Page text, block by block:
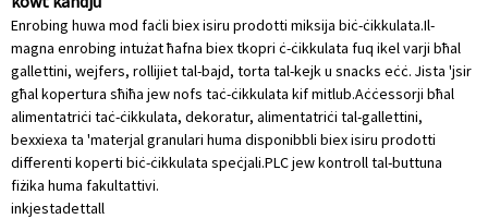
Enrobing huwa mod faċli biex isiru prodotti miksija biċ-ċikkulata.Il-
magna enrobing intużat ħafna biex tkopri ċ-ċikkulata fuq ikel varji bħal
gallettini, wejfers, rollijiet tal-bajd, torta tal-kejk u snacks eċċ. Jista 'jsir
għal kopertura sħiħa jew nofs taċ-ċikkulata kif mitlub.Aċċessorji bħal
alimentatriċi taċ-ċikkulata, dekoratur, alimentatriċi tal-gallettini,
bexxiexa ta 'materjal granulari huma disponibbli biex isiru prodotti
differenti koperti biċ-ċikkulata speċjali.PLC jew kontroll tal-buttuna
fiżika huma fakultattivi.
inkjestadettall